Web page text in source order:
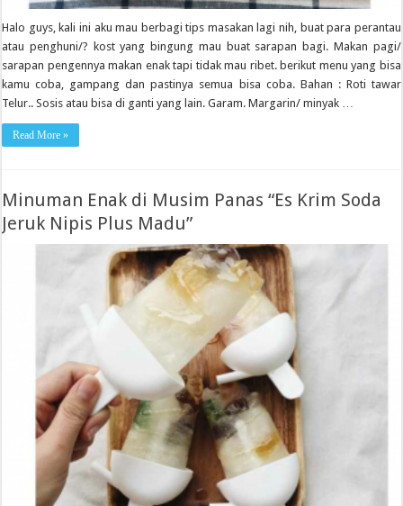
Halo guys, kali ini aku mau berbagi tips masakan lagi nih, buat para perantau
atau penghuni/? kost yang bingung mau buat sarapan bagi. Makan pagi/
sarapan pengennya makan enak tapi tidak mau ribet. berikut menu yang bisa
kamu coba, gampang dan pastinya semua bisa coba. Bahan : Roti tawar
Telur.. Sosis atau bisa di ganti yang lain. Garam. Margarin/ minyak …
Read More »
Minuman Enak di Musim Panas “Es Krim Soda
Jeruk Nipis Plus Madu”